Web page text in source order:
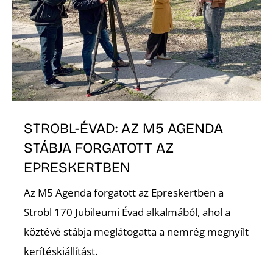
STROBL-ÉVAD: AZ M5 AGENDA
STÁBJA FORGATOTT AZ
EPRESKERTBEN
Az M5 Agenda forgatott az Epreskertben a
Strobl 170 Jubileumi Évad alkalmából, ahol a
köztévé stábja meglátogatta a nemrég megnyílt
kerítéskiállítást.